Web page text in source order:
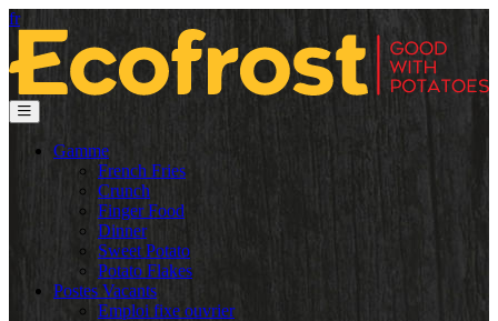
fr
Gamme
French Fries
Crunch
Finger Food
Dinner
Sweet Potato
Potato Flakes
Postes Vacants
Emploi fixe ouvrier